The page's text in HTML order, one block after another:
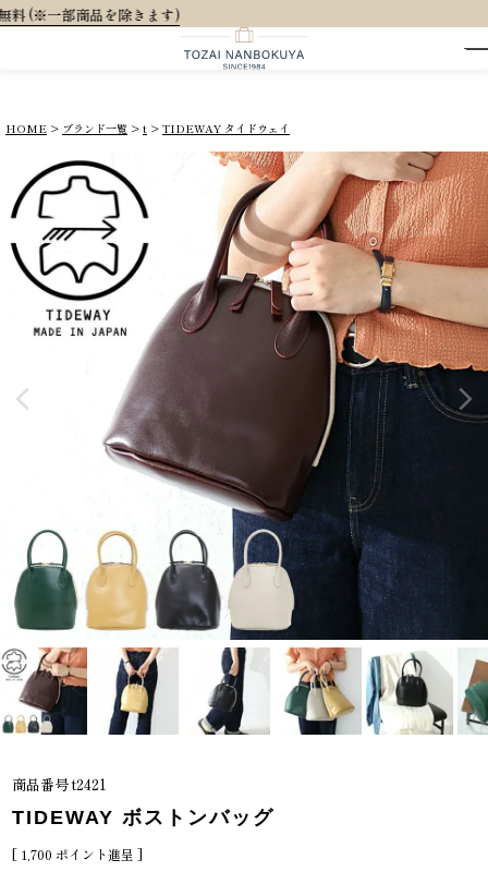
HOME ブランド一覧 t TIDEWAY タイドウェイ
商品番号t2421
TIDEWAY ボストンバッグ
[ 1,700 ポイント進呈 ]